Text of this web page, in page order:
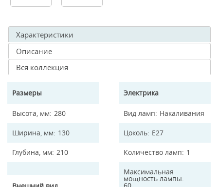
Характеристики
Описание
Вся коллекция
Размеры
Высота, мм 280
Ширина, мм 130
Глубина, мм 210
Электрика
Вид ламп Накаливания
Цоколь E27
Количество ламп 1
Максимальная
мощность лампы